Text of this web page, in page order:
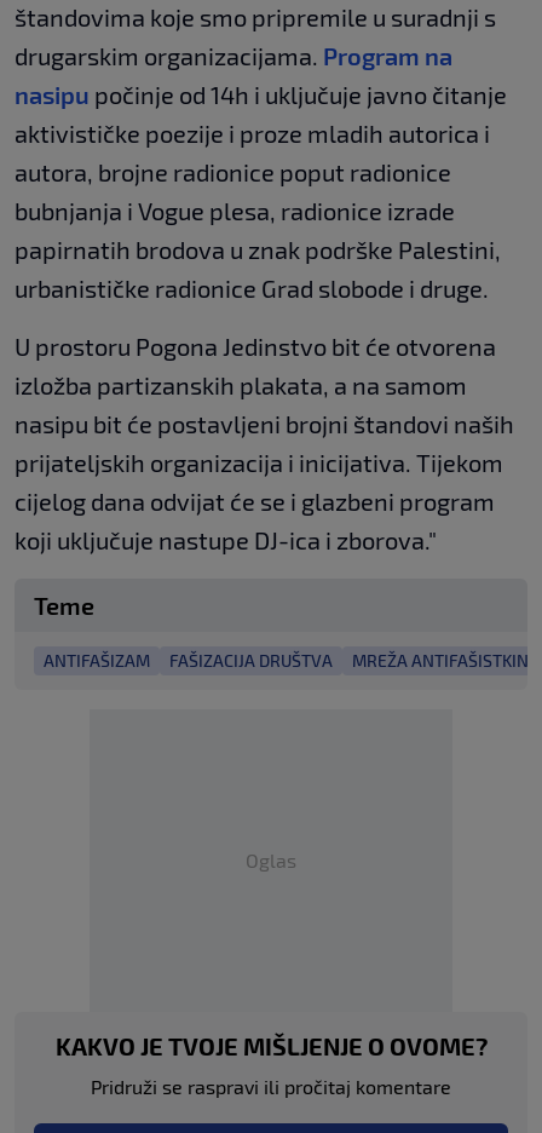
štandovima koje smo pripremile u suradnji s
drugarskim organizacijama. Program na
nasipu počinje od 14h i uključuje javno čitanje
aktivističke poezije i proze mladih autorica i
autora, brojne radionice poput radionice
bubnjanja i Vogue plesa, radionice izrade
papirnatih brodova u znak podrške Palestini,
urbanističke radionice Grad slobode i druge.
U prostoru Pogona Jedinstvo bit će otvorena
izložba partizanskih plakata, a na samom
nasipu bit će postavljeni brojni štandovi naših
prijateljskih organizacija i inicijativa. Tijekom
cijelog dana odvijat će se i glazbeni program
koji uključuje nastupe DJ-ica i zborova."
Teme
ANTIFAŠIZAM FAŠIZACIJA DRUŠTVA MREŽA
Oglas
KAKVO JE TVOJE MIŠLJENJE O OVOME?
Pridruži se raspravi ili pročitaj komentare